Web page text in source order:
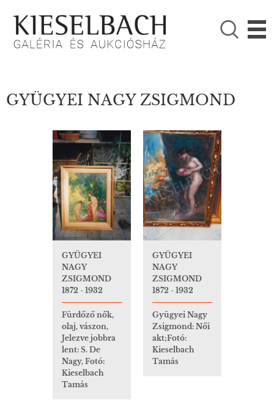

KÉRJÜK VÁLASSZON!
Festmények
GYÜGYEI NAGY ZSIGMOND
GYÜGYEI
NAGY
ZSIGMOND
1872 - 1932
Fürdőző nők,
olaj, vászon,
Jelezve jobbra
lent: S. De
Nagy, Fotó:
Kieselbach
Tamás
GYÜGYEI
NAGY
ZSIGMOND
1872 - 1932
Gyügyei Nagy
Zsigmond: Női
akt;Fotó:
Kieselbach
Tamás